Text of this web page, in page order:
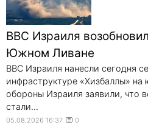
ВВС Израиля
Южном Ливане
ВВС Израиля нанесли сегодня
инфраструктуре «Хизбаллы»
обороны Израиля заявили, что
стали...
05.08.2026 16:37 0